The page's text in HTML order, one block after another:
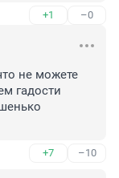
+1 –0
не можете
гадости
+7 –10